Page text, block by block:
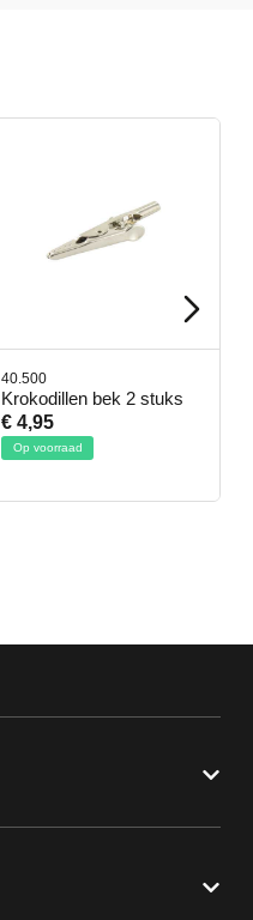
40.500
Krokodillen bek 2 stuks
€ 4,95
Op voorraad